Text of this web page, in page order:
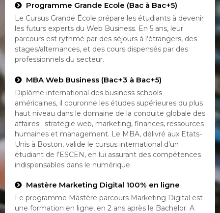
Programme Grande Ecole (Bac à Bac+5)
Le Cursus Grande École prépare les étudiants à devenir
les futurs experts du Web Business. En 5 ans, leur
parcours est rythmé par des séjours à l’étrangers, des
stages/alternances, et des cours dispensés par des
professionnels du secteur.
MBA Web Business (Bac+3 à Bac+5)
Diplôme international des business schools
américaines, il couronne les études supérieures du plus
haut niveau dans le domaine de la conduite globale des
affaires : stratégie web, marketing, finances, ressources
humaines et management. Le MBA, délivré aux Etats-
Unis à Boston, valide le cursus international d’un
étudiant de l’ESCEN, en lui assurant des compétences
indispensables dans le numérique.
Mastère Marketing Digital 100% en ligne
Le programme Mastère parcours Marketing Digital est
une formation en ligne, en 2 ans après le Bachelor. A